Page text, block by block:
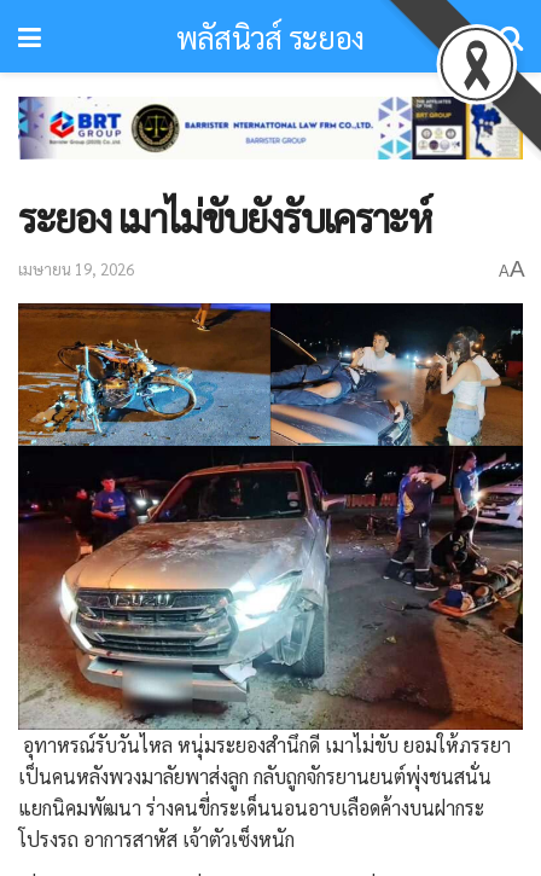
พลัสนิวส์ ระยอง
ระยอง เมาไม่ขับยังรับเคราะห์
เมษายน 19, 2026 AA
​ อุทาหรณ์รับวันไหล หนุ่มระยองสำนึกดี เมาไม่ขับ ยอมให้ภรรยา
เป็นคนหลังพวงมาลัยพาส่งลูก กลับถูกจักรยานยนต์พุ่งชนสนั่น
แยกนิคมพัฒนา ร่างคนขี่กระเด็นนอนอาบเลือดค้างบนฝากระ
โปรงรถ อาการสาหัส เจ้าตัวเซ็งหนัก